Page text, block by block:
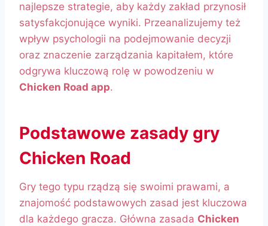
najlepsze strategie, aby każdy zakład przynosił
satysfakcjonujące wyniki. Przeanalizujemy też
wpływ psychologii na podejmowanie decyzji
oraz znaczenie zarządzania kapitałem, które
odgrywa kluczową rolę w powodzeniu w
Chicken Road app.
Podstawowe zasady gry
Chicken Road
Gry tego typu rządzą się swoimi prawami, a
znajomość podstawowych zasad jest kluczowa
dla każdego gracza. Główna zasada Chicken